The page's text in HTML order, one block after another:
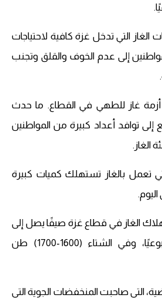
الغاز التي تدخل غزة كافية لاحتياجات
إلى عدم الخوف والقلق وتجنب
غاز للطهي في القطاع. ما حدث
إلى توافد أعداد كبيرة من المواطنين
الغاز.
تعمل بالغاز تستهلك كميات كبيرة
الغاز في قطاع غزة صيفًا يصل إلى
(1000-1200) طن أسبوعيًا، وفي الشتاء (1600-1700) طن
التي صاحبت المنخفضات الجوية التي